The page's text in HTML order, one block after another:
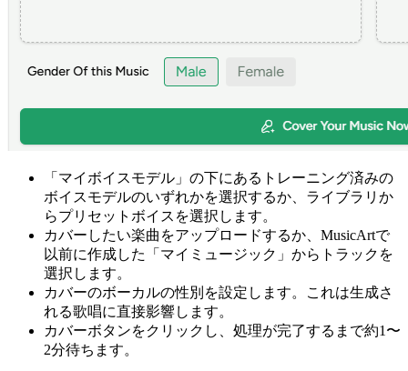
「マイボイスモデル」の下にあるトレーニング済みの
ボイスモデルのいずれかを選択するか、ライブラリか
らプリセットボイスを選択します。
カバーしたい楽曲をアップロードするか、MusicArtで
以前に作成した「マイミュージック」からトラックを
選択します。
カバーのボーカルの性別を設定します。これは生成さ
れる歌唱に直接影響します。
カバーボタンをクリックし、処理が完了するまで約1〜
2分待ちます。